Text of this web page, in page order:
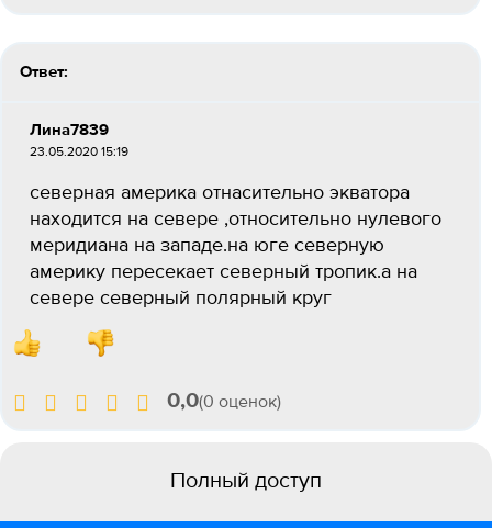
Ответ:
Лина7839
23.05.2020 15:19
северная америка отнасительно экватора
находится на севере ,относительно нулевого
меридиана на западе.на юге северную
америку пересекает северный тропик.а на
севере северный полярный круг
0,0(0 оценок)
Полный доступ